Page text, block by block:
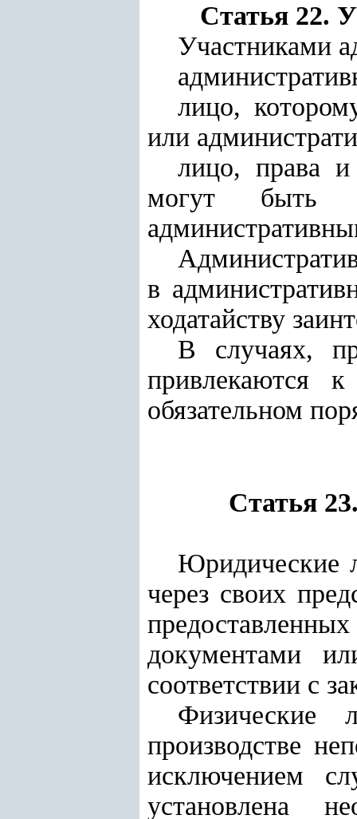
Статья 22.
Участниками
лицо,
или
лицо, права и
могут быть
в
ходатайству
В случаях,
привлекаются
обязательном
Статья
Юридические
через своих
документами
соответствии с
Физические
производстве
исключением
установлена